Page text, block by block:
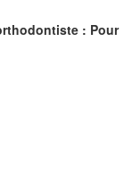
: Pour